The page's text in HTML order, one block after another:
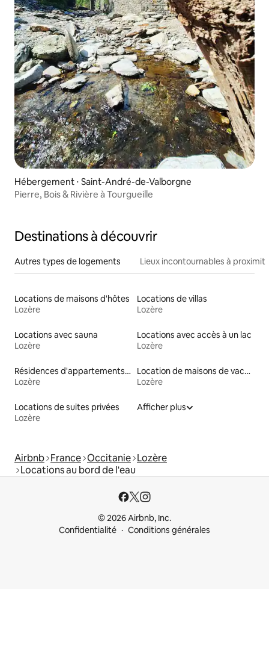
Hébergement ⋅ Saint-André-de-Valborgne
Pierre, Bois & Rivière à Tourgueille
Destinations à découvrir
Autres types de logements Lieux incontournables à
Locations de maisons d'hôtes
Lozère
Locations de villas
Lozère
Locations avec sauna
Lozère
Locations avec accès à un lac
Lozère
Résidences d'appartements en location
Lozère
Location de maisons de vacances
Lozère
Locations de suites privées
Lozère
Afficher plus
Airbnb France Occitanie Lozère
Locations au bord de l'eau
© 2026 Airbnb, Inc.
Confidentialité
Conditions générales